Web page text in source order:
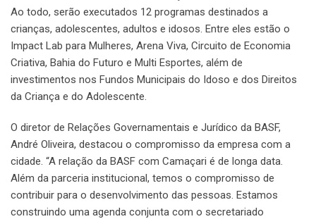
Ao todo, serão executados 12 programas destinados a
crianças, adolescentes, adultos e idosos. Entre eles estão o
Impact Lab para Mulheres, Arena Viva, Circuito de Economia
Criativa, Bahia do Futuro e Multi Esportes, além de
investimentos nos Fundos Municipais do Idoso e dos Direitos
da Criança e do Adolescente.
O diretor de Relações Governamentais e Jurídico da BASF,
André Oliveira, destacou o compromisso da empresa com a
cidade. “A relação da BASF com Camaçari é de longa data.
Além da parceria institucional, temos o compromisso de
contribuir para o desenvolvimento das pessoas. Estamos
construindo uma agenda conjunta com o secretariado